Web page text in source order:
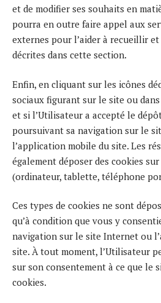
et de modifier ses souhaits en
pourra en outre faire appel aux
externes pour l’aider à recueillir
décrites dans cette section.
Enfin, en cliquant sur les icônes
sociaux figurant sur le site ou
et si l’Utilisateur a accepté le
poursuivant sa navigation sur le
l’application mobile du site. Les
également déposer des cookies
(ordinateur, tablette, téléphone
Ces types de cookies ne sont
qu’à condition que vous y
navigation sur le site Internet ou
site. À tout moment, l’Utilisateur
sur son consentement à ce que le
cookies.